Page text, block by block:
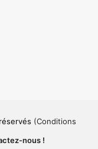
(Conditions
nous !